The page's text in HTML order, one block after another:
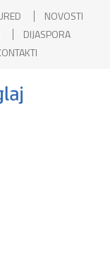
NOVOSTI
DIJASPORA